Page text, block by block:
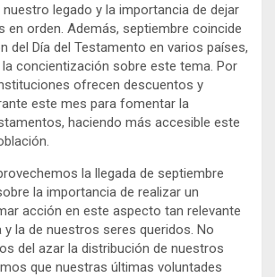
legado y la importancia de dejar
en orden. Además, septiembre coincide
del Día del Testamento en varios países,
la concientización sobre este tema. Por
ofrecen descuentos y
este mes para fomentar la
haciendo más accesible este
la llegada de septiembre
la importancia de realizar un
acción en este aspecto tan relevante
y la de nuestros seres queridos. No
del azar la distribución de nuestros
que nuestras últimas voluntades